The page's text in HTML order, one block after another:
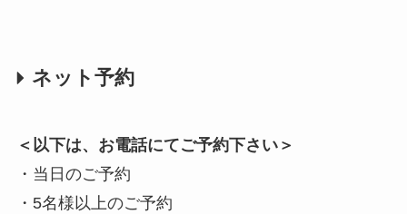
ネット予約
＜以下は、お電話にてご予約下さい＞
・当日のご予約
・5名様以上のご予約